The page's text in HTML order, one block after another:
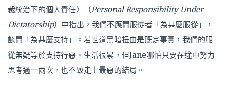
裁統治下的個人責任〉（Personal Responsibility Under
Dictatorship） 中指出，我們不應問服從者「為甚麼服從」，
該問「為甚麼支持」。若世道黑暗扭曲是既定事實，我們的服
從無疑等於支持行惡。生活很累，但Jane哪怕只要在途中努力
思考過一兩次，也不致走上最惡的結局。